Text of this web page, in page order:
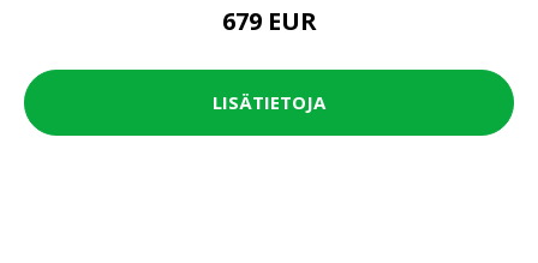
679 EUR
LISÄTIETOJA